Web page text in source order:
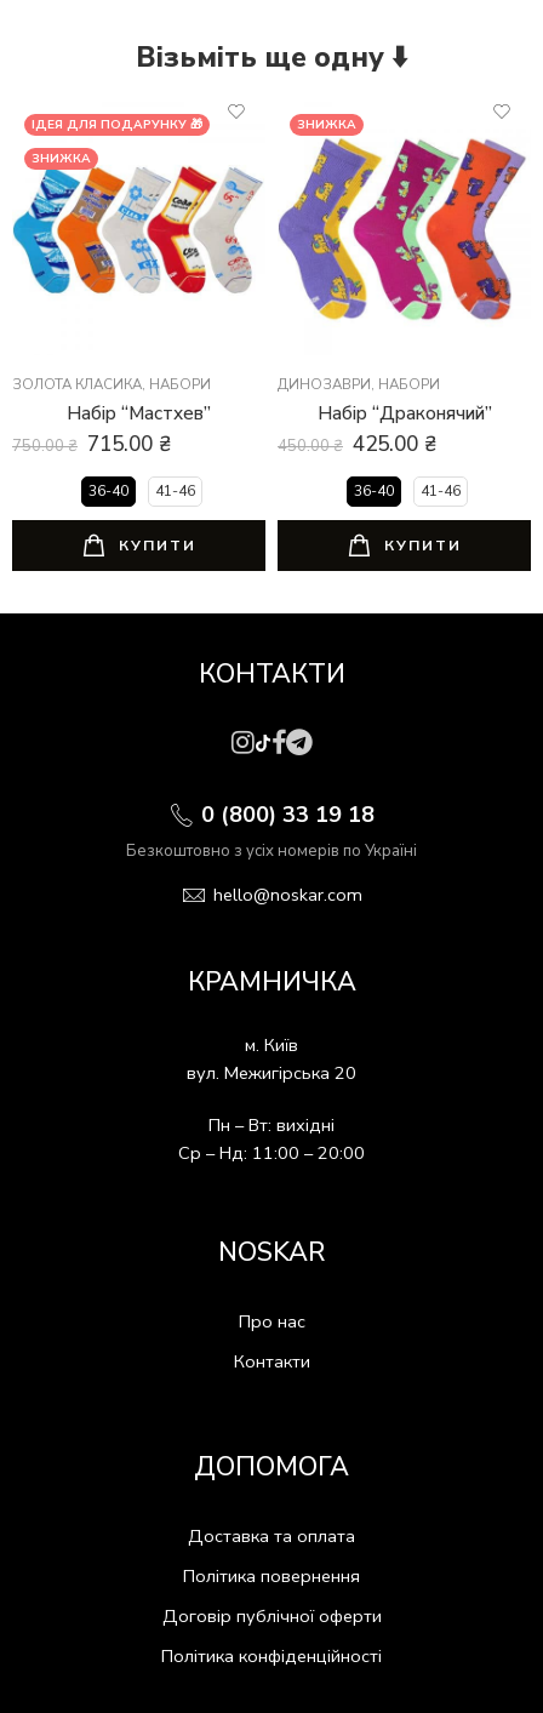
Візьміть ще одну ⬇️
ІДЕЯ ДЛЯ ПОДАРУНКУ 🎁
ЗНИЖКА
ЗОЛОТА КЛАСИКА, НАБОРИ
Набір “Мастхев”
750.00₴ 715.00 ₴
36-40 41-46
КУПИТИ
ЗНИЖКА
ДИНОЗАВРИ, НАБОРИ
Набір “Драконячий”
450.00₴ 425.00 ₴
36-40 41-46
КУПИТИ
КОНТАКТИ
0 (800) 33 19 18
Безкоштовно з усіх номерів по Україні
hello@noskar.com
КРАМНИЧКА
м. Київ
вул. Межигірська 20
Пн – Вт: вихідні
Ср – Нд: 11:00 – 20:00
NOSKAR
Про нас
Контакти
ДОПОМОГА
Доставка та оплата
Політика повернення
Договір публічної оферти
Політика конфіденційності